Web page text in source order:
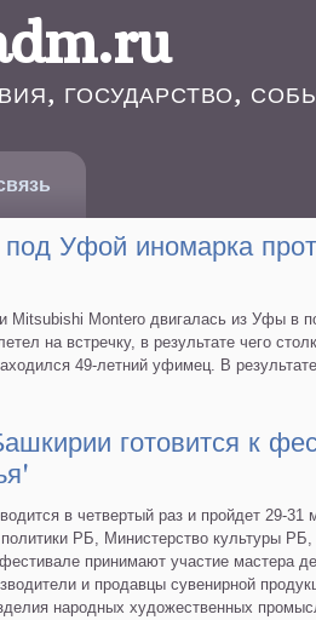
ГОСУДАРСТВО,
Уфой иномарка
Mitsubishi Montero двигалась из Уфы в
на встречку, в результате чего
49-летний уфимец. В
готовится к
в четвертый раз и пройдет 29-
РБ, Министерство культуры
принимают участие мастера
и продавцы сувенирной
народных художественных